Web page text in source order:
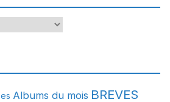
Albums du mois BREVES